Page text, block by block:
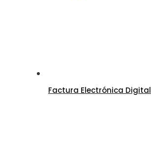
Factura Electrónica Digital